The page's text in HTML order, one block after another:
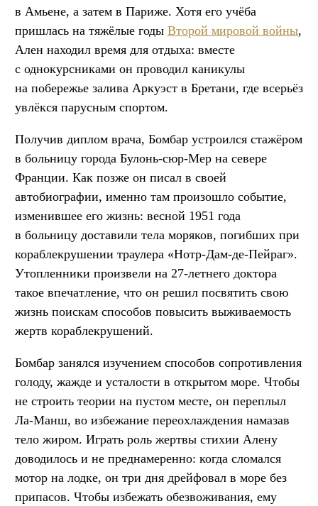
в Амьене, а затем в Париже. Хотя его учёба
пришлась на тяжёлые годы Второй мировой войны,
Ален находил время для отдыха: вместе
с однокурсниками он проводил каникулы
на побережье залива Аркуэст в Бретани, где всерьёз
увлёкся парусным спортом.
Получив диплом врача, Бомбар устроился стажёром
в больницу города Булонь-сюр-Мер на севере
Франции. Как позже он писал в своей
автобиографии, именно там произошло событие,
изменившее его жизнь: весной 1951 года
в больницу доставили тела моряков, погибших при
кораблекрушении траулера «Нотр-Дам-де-Пейраг».
Утопленники произвели на 27-летнего доктора
такое впечатление, что он решил посвятить свою
жизнь поискам способов повысить выживаемость
жертв кораблекрушений.
Бомбар занялся изучением способов сопротивления
голоду, жажде и усталости в открытом море. Чтобы
не строить теории на пустом месте, он переплыл
Ла-Манш, во избежание переохлаждения намазав
тело жиром. Играть роль жертвы стихии Алену
доводилось и не преднамеренно: когда сломался
мотор на лодке, он три дня дрейфовал в море без
припасов. Чтобы избежать обезвоживания, ему